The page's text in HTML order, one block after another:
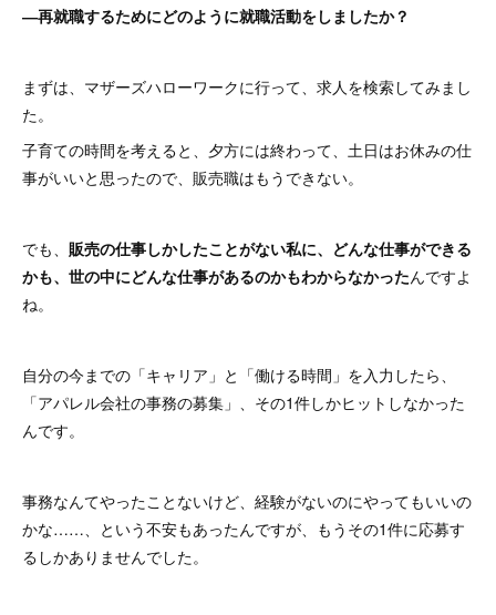
―再就職するためにどのように就職活動をしましたか？
まずは、マザーズハローワークに行って、求人を検索してみまし
た。
子育ての時間を考えると、夕方には終わって、土日はお休みの仕
事がいいと思ったので、販売職はもうできない。
でも、 販売の仕事しかしたことがない私に、どんな仕事ができる
かも、世の中にどんな仕事があるのかもわからなかったんですよ
ね。
自分の今までの「キャリア」と「働ける時間」を入力したら、
「アパレル会社の事務の募集」、その1件しかヒットしなかった
んです。
事務なんてやったことないけど、経験がないのにやってもいいの
かな……、という不安もあったんですが、もうその1件に応募す
るしかありませんでした。